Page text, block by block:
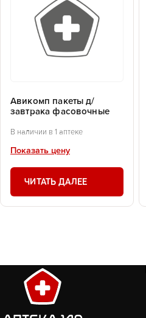
Авикомп пакеты д/
завтрака фасовочные
В наличии в 1 аптеке
Показать цену
ЧИТАТЬ ДАЛЕЕ